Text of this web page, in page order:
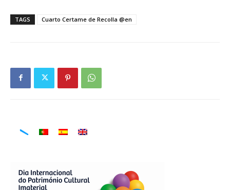
TAGS Cuarto Certame de Recolla @en